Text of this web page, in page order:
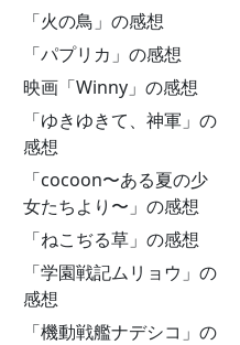
「火の鳥」の感想
「パプリカ」の感想
映画「Winny」の感想
「ゆきゆきて、神軍」の
感想
「cocoon〜ある夏の少
女たちより〜」の感想
「ねこぢる草」の感想
「学園戦記ムリョウ」の
感想
「機動戦艦ナデシコ」の